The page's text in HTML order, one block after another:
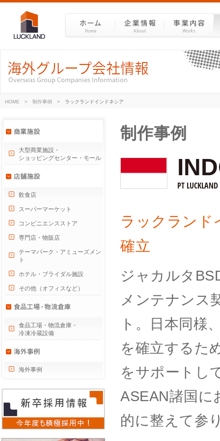
HOME > 制作事例 > ラックランドインドネシア
制作事例
PT
ラックランド
確立
ジャカルタ
メンテナンス
ト。日本同様
を確立するた
をサポートし
ASEAN諸国に
的に整えて参
大型商業施設・
ショッピングセンター・モール
飲食店
スーパーマーケット
コンビニエンスストア
専門店・物販店
テーマパーク・アミューズメン
ト
ホテル・ブライダル施設
その他（オフィスなど）
食品工場・物流倉庫・
冷凍冷蔵設備
海外事例